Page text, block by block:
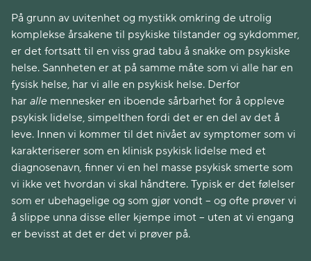
På grunn av uvitenhet og mystikk omkring de utrolig
komplekse årsakene til psykiske tilstander og sykdommer,
er det fortsatt til en viss grad tabu å snakke om psykiske
helse. Sannheten er at på samme måte som vi alle har en
fysisk helse, har vi alle en psykisk helse. Derfor
har alle mennesker en iboende sårbarhet for å oppleve
psykisk lidelse, simpelthen fordi det er en del av det å
leve. Innen vi kommer til det nivået av symptomer som vi
karakteriserer som en klinisk psykisk lidelse med et
diagnosenavn, finner vi en hel masse psykisk smerte som
vi ikke vet hvordan vi skal håndtere. Typisk er det følelser
som er ubehagelige og som gjør vondt – og ofte prøver vi
å slippe unna disse eller kjempe imot – uten at vi engang
er bevisst at det er det vi prøver på.